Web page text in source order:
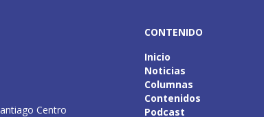
Centro
CONTENIDO
Inicio
Noticias
Columnas
Contenidos
Podcast